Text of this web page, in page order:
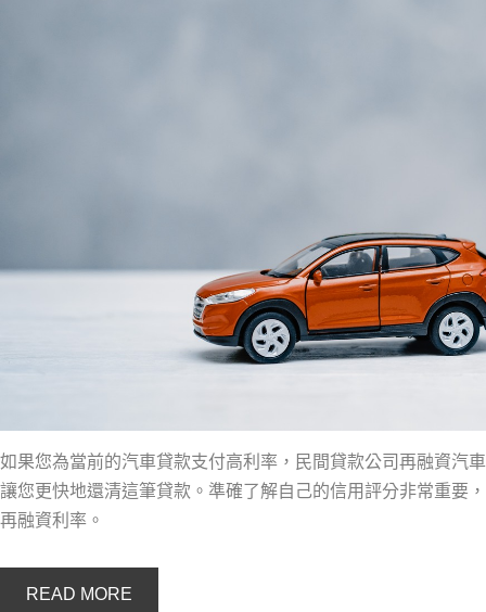
如果您為當前的汽車貸款支付高利率，民間貸款公司再融資汽
讓您更快地還清這筆貸款。準確了解自己的信用評分非常重要
再融資利率。
READ MORE